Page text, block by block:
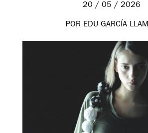
20 / 05 / 2026
POR EDU GARCÍA